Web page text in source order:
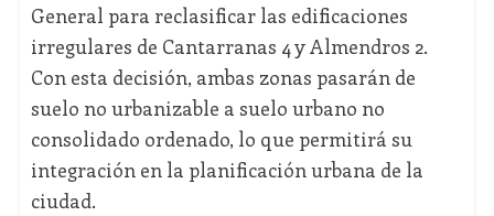
General para reclasificar las edificaciones
irregulares de Cantarranas 4 y Almendros 2.
Con esta decisión, ambas zonas pasarán de
suelo no urbanizable a suelo urbano no
consolidado ordenado, lo que permitirá su
integración en la planificación urbana de la
ciudad.